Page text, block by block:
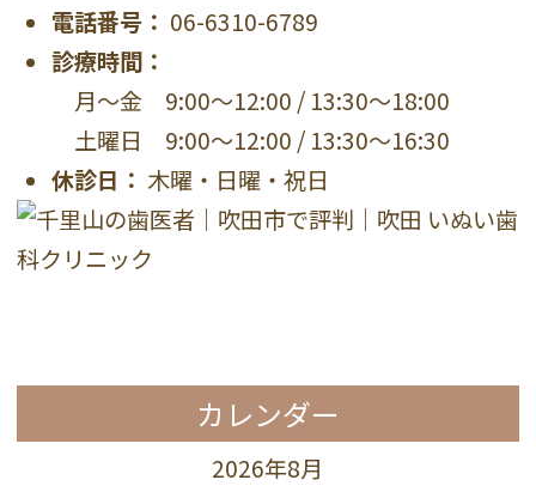
電話番号： 06-6310-6789
診療時間：
月〜金 9:00〜12:00 / 13:30〜18:00
土曜日 9:00〜12:00 / 13:30〜16:30
休診日： 木曜・日曜・祝日
カレンダー
2026年8月